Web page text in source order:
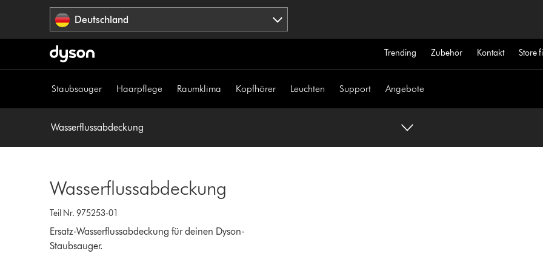
Deutschland
Trending Zubehör Kontakt Store
Staubsauger Haarpflege Raumklima Kopfhörer Leuchten Support Angebote
Wasserflussabdeckung
Wasserflussabdeckung
Teil Nr. 975253-01
Ersatz-Wasserflussabdeckung für deinen Dyson-
Staubsauger.